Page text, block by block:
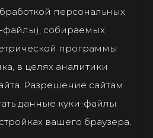
персональных
файлы), собираемых
программы
в целях аналитики
Разрешение сайтам
данные куки-файлы
вашего браузера.